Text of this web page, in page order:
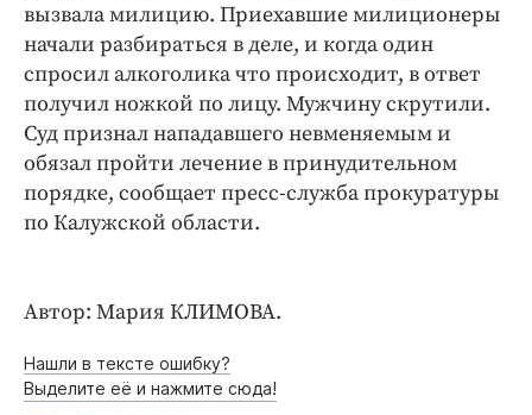
Медиаперсона
Интересное чтиво
Клиника года
Бренд года
Работодатель года
вызвала милицию. Приехавшие милиционеры
начали разбираться в деле, и когда один
спросил алкоголика что происходит, в ответ
получил ножкой по лицу. Мужчину скрутили.
Суд признал нападавшего невменяемым и
обязал пройти лечение в принудительном
порядке, сообщает пресс-служба прокуратуры
по Калужской области.
Автор: Мария КЛИМОВА.
Нашли в тексте ошибку?
Выделите её и нажмите сюда!